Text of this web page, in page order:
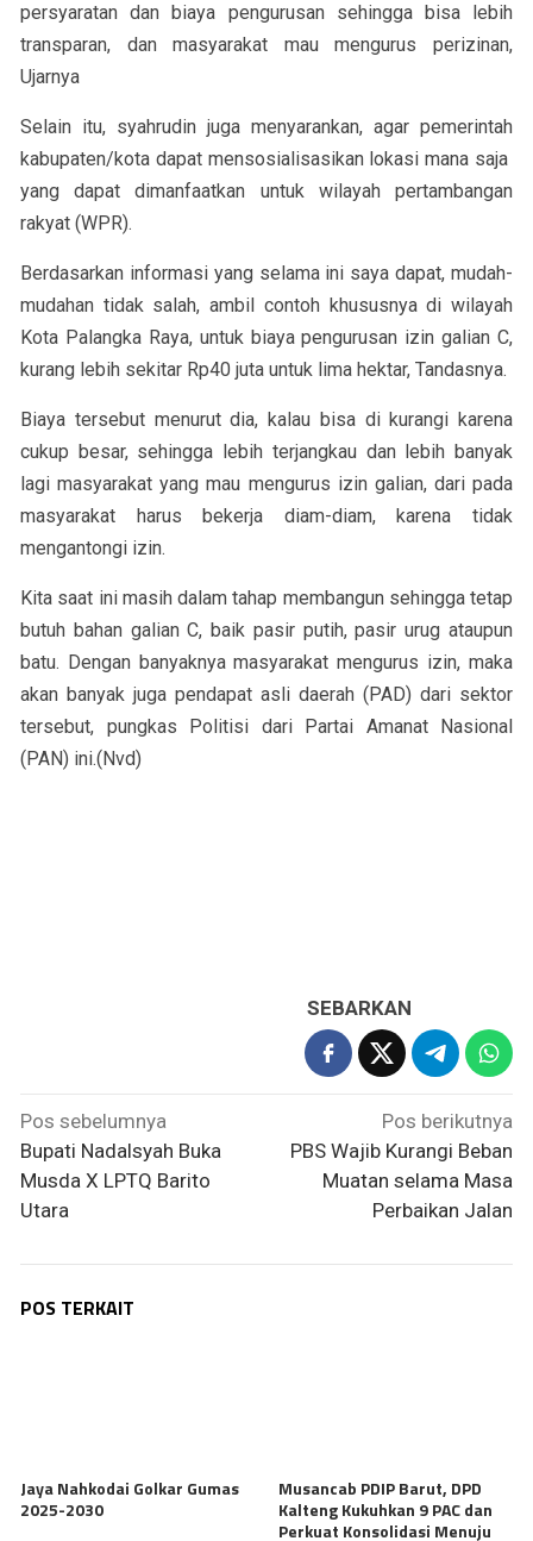
persyaratan dan biaya pengurusan sehingga bisa lebih
transparan, dan masyarakat mau mengurus perizinan,
Ujarnya
Selain itu, syahrudin juga menyarankan, agar pemerintah
kabupaten/kota dapat mensosialisasikan lokasi mana saja
yang dapat dimanfaatkan untuk wilayah pertambangan
rakyat (WPR).
Berdasarkan informasi yang selama ini saya dapat, mudah-
mudahan tidak salah, ambil contoh khususnya di wilayah
Kota Palangka Raya, untuk biaya pengurusan izin galian C,
kurang lebih sekitar Rp40 juta untuk lima hektar, Tandasnya.
Biaya tersebut menurut dia, kalau bisa di kurangi karena
cukup besar, sehingga lebih terjangkau dan lebih banyak
lagi masyarakat yang mau mengurus izin galian, dari pada
masyarakat harus bekerja diam-diam, karena tidak
mengantongi izin.
Kita saat ini masih dalam tahap membangun sehingga tetap
butuh bahan galian C, baik pasir putih, pasir urug ataupun
batu. Dengan banyaknya masyarakat mengurus izin, maka
akan banyak juga pendapat asli daerah (PAD) dari sektor
tersebut, pungkas Politisi dari Partai Amanat Nasional
(PAN) ini.(Nvd)
SEBARKAN
Navigasi
pos
Pos sebelumnya
Bupati Nadalsyah Buka
Musda X LPTQ Barito
Utara
Pos berikutnya
PBS Wajib Kurangi Beban
Muatan selama Masa
Perbaikan Jalan
POS TERKAIT
Jaya Nahkodai Golkar Gumas
2025-2030
Musancab PDIP Barut, DPD
Kalteng Kukuhkan 9 PAC dan
Perkuat Konsolidasi Menuju